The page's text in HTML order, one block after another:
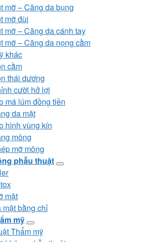
mỡ – Căng da bụng
mỡ đùi
mỡ – Căng da cánh tay
mỡ – Căng da nọng cằm
khác
cằm
thái dương
cười hở lợi
má lúm đồng tiền
da mặt
hình vùng kín
mông
mỡ mông
phẫu thuật
mặt
mặt bằng chỉ
mỹ
Thẩm mỹ